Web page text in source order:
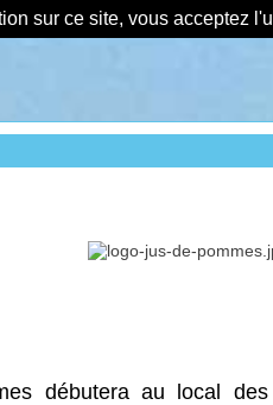
sur ce site, vous acceptez
débutera au local